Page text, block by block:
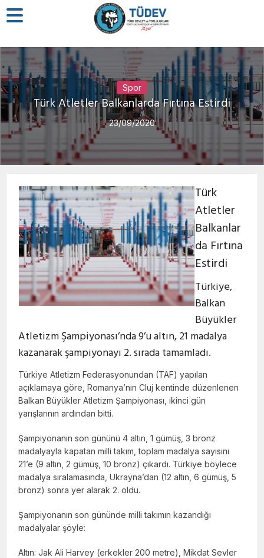
Spor
Türk Atletler Balkanlarda Fırtına Estirdi
23/09/2020
Türk
Atletler
Balkanlar
da Fırtına
Estirdi
Türkiye,
Balkan
Büyükler
Atletizm Şampiyonası’nda 9’u altın, 21 madalya
kazanarak şampiyonayı 2. sırada tamamladı.
Türkiye Atletizm Federasyonundan (TAF) yapılan
açıklamaya göre, Romanya’nın Cluj kentinde düzenlenen
Balkan Büyükler Atletizm Şampiyonası, ikinci gün
yarışlarının ardından bitti.
Şampiyonanın son gününü 4 altın, 1 gümüş, 3 bronz
madalyayla kapatan milli takım, toplam madalya sayısını
21’e (9 altın, 2 gümüş, 10 bronz) çıkardı. Türkiye böylece
madalya sıralamasında, Ukrayna’dan (12 altın, 6 gümüş, 5
bronz) sonra yer alarak 2. oldu.
Şampiyonanın son gününde milli takımın kazandığı
madalyalar şöyle:
Altın: Jak Ali Harvey (erkekler 200 metre), Mikdat Sevler